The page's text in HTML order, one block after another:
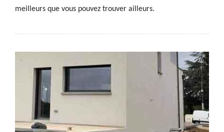
meilleurs que vous pouvez trouver ailleurs.